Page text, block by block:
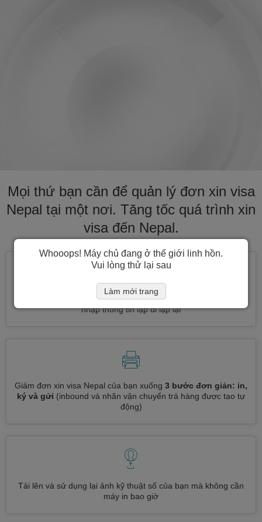
Mọi thứ bạn cần để quản lý đơn xin visa
Nepal tại một nơi. Tăng tốc quá trình xin
visa đến Nepal.
Đăng ký nhiều loại visa cùng một lúc
nhập thông tin lặp đi lặp lại
Giảm đơn xin visa Nepal của bạn xuống 3 bước đơn giản: in,
ký và gửi (inbound và nhãn vận chuyển trả hàng được tạo tự
động)
Tải lên và sử dụng lại ảnh kỹ thuật số của bạn mà không cần
máy in bao giờ
Whooops! Máy chủ đang ở thế giới linh hồn.
Vui lòng thử lại sau
Làm mới trang